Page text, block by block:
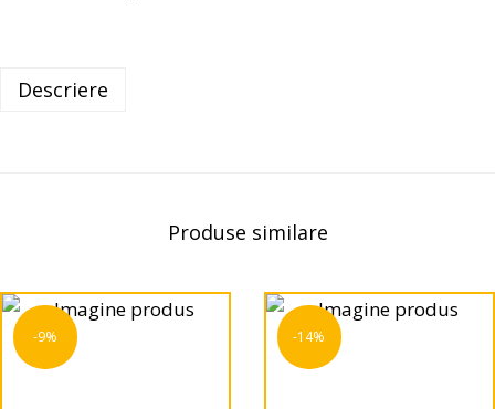
Descriere
Produse similare
-9% -14%